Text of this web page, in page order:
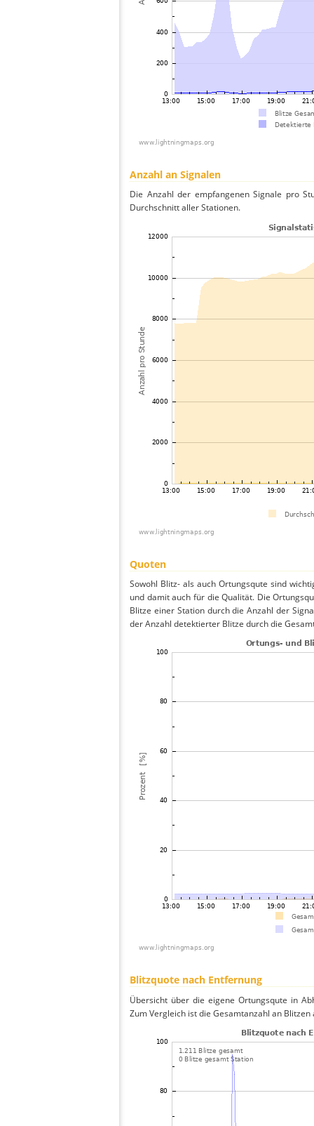
Anzahl an Signalen
Die Anzahl der empfangenen Signale pro
Durchschnitt aller Stationen.
Quoten
Sowohl Blitz- als auch Ortungsqute sind
und damit auch für die Qualität. Die
Blitze einer Station durch die Anzahl der
der Anzahl detektierter Blitze durch die
Blitzquote nach Entfernung
Übersicht über die eigene Ortungsqute in
Zum Vergleich ist die Gesamtanzahl an